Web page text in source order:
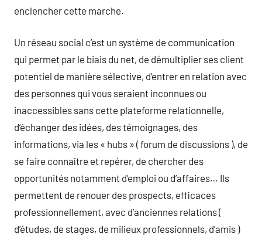
enclencher cette marche.
Un réseau social c’est un système de communication
qui permet par le biais du net, de démultiplier ses client
potentiel de manière sélective, d’entrer en relation avec
des personnes qui vous seraient inconnues ou
inaccessibles sans cette plateforme relationnelle,
d’échanger des idées, des témoignages, des
informations, via les « hubs » ( forum de discussions ), de
se faire connaître et repérer, de chercher des
opportunités notamment d’emploi ou d’affaires… Ils
permettent de renouer des prospects, efficaces
professionnellement, avec d’anciennes relations (
d’études, de stages, de milieux professionnels, d’amis )